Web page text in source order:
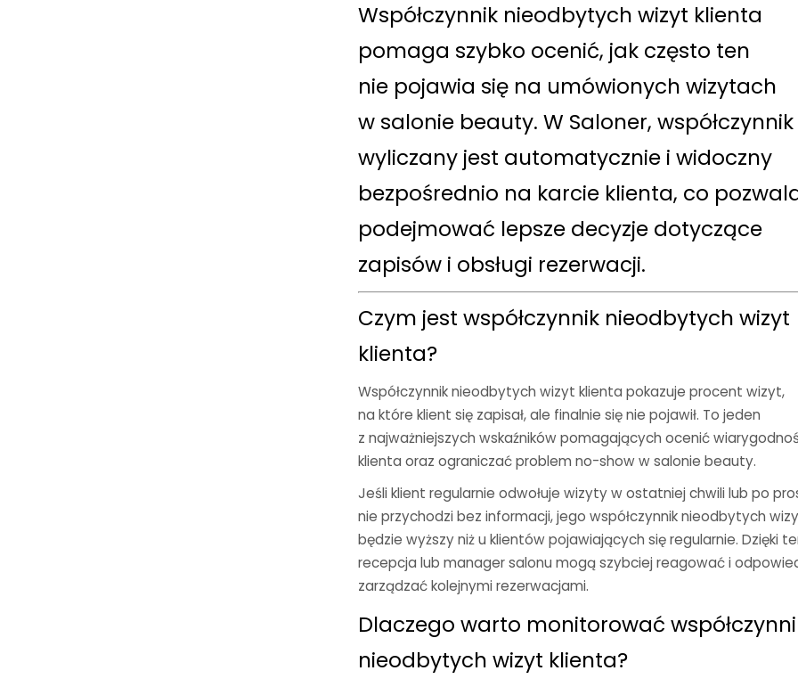
Współczynnik nieodbytych wizyt klienta
pomaga szybko ocenić, jak często ten
nie pojawia się na umówionych wizytach
w salonie beauty. W Saloner, współczynnik
wyliczany jest automatycznie i widoczny
bezpośrednio na karcie klienta, co
podejmować lepsze decyzje dotyczące
zapisów i obsługi rezerwacji.
Czym jest współczynnik nieodbytych wizyt
klienta?
Współczynnik nieodbytych wizyt klienta pokazuje procent wizyt,
na które klient się zapisał, ale finalnie się nie pojawił. To jeden
z najważniejszych wskaźników pomagających ocenić
klienta oraz ograniczać problem no-show w salonie beauty.
Jeśli klient regularnie odwołuje wizyty w ostatniej chwili lub po
nie przychodzi bez informacji, jego współczynnik nieodbytych
będzie wyższy niż u klientów pojawiających się regularnie. Dzięki
recepcja lub manager salonu mogą szybciej reagować i
zarządzać kolejnymi rezerwacjami.
Dlaczego warto monitorować
nieodbytych wizyt klienta?